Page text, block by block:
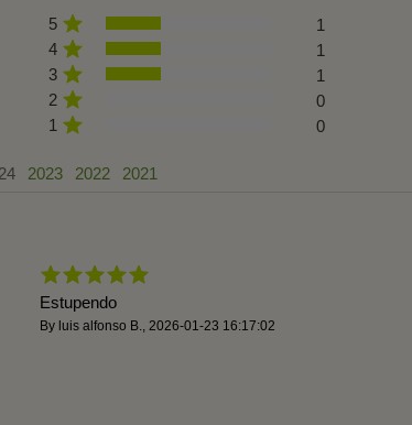
5
1
4
1
3
1
2
0
1
0
2023 2022 2021
Estupendo
By luis alfonso B., 2026-01-23 16:17:02